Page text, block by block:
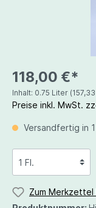
118,00 €*
Inhalt: 0.75 Liter
Preise inkl. MwSt.
Versandfertig in
Zum Merkzettel